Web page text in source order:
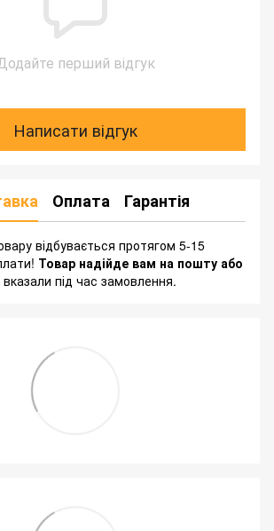
перший відгук
Написати відгук
Оплата Гарантія
відбувається протягом 5-15
Товар надійде вам на пошту або
під час замовлення.